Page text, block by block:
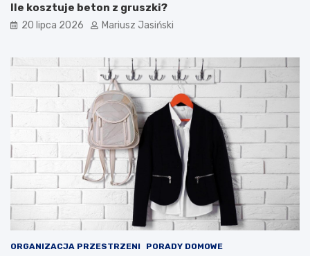
Ile kosztuje beton z gruszki?
20 lipca 2026 Mariusz Jasiński
ORGANIZACJA PRZESTRZENI PORADY DOMOWE